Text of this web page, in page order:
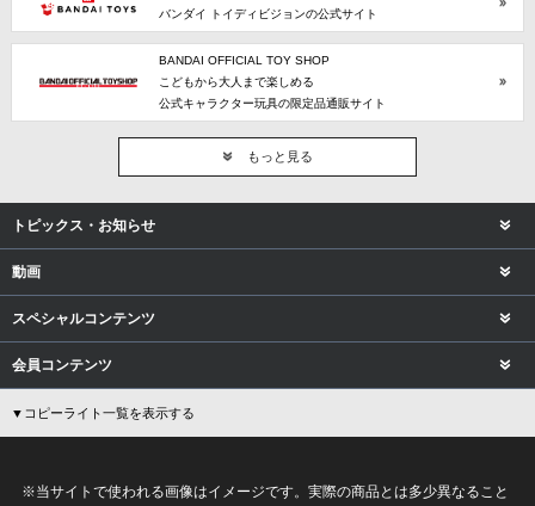
バンダイ トイディビジョンの公式サイト
BANDAI OFFICIAL TOY SHOP
こどもから大人まで楽しめる
公式キャラクター玩具の限定品通販サイト
もっと見る
トピックス・お知らせ
動画
スペシャルコンテンツ
会員コンテンツ
▼コピーライト一覧を表示する
※当サイトで使われる画像はイメージです。実際の商品とは多少異なること